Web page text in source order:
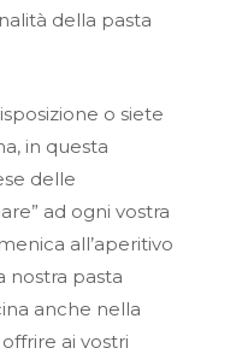
della pasta
o siete
in questa
delle
ad ogni vostra
all’aperitivo
nostra pasta
anche nella
ai vostri